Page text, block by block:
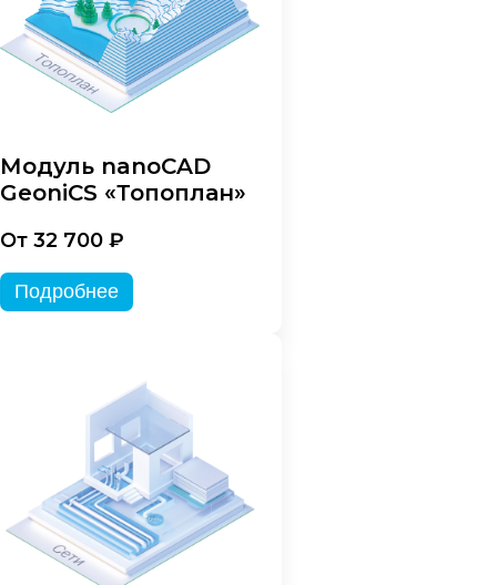
Модуль nanoCAD
GeoniCS «Топоплан»
От 32 700 ₽
Подробнее